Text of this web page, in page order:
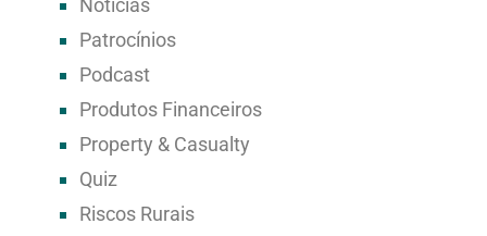
Notícias
Patrocínios
Podcast
Produtos Financeiros
Property & Casualty
Quiz
Riscos Rurais